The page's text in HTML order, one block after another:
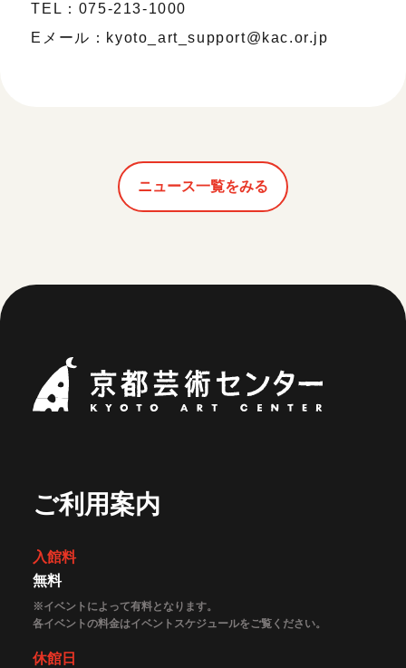
TEL：075-213-1000
Eメール：kyoto_art_support@kac.or.jp
ニュース一覧をみる
ご利用案内
入館料
無料
※イベントによって有料となります。
各イベントの料金はイベントスケジュールをご覧ください。
休館日